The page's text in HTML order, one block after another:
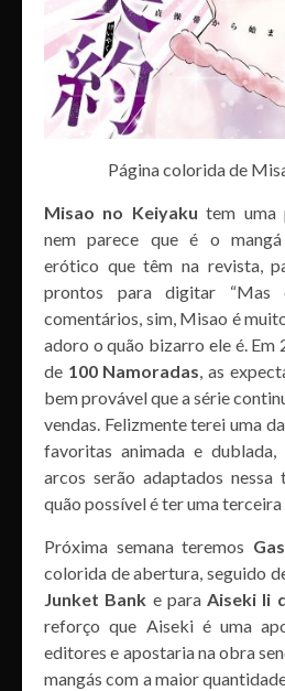
Página colorida de
Misao no Keiyaku tem uma
nem parece que é o mangá
erótico que têm na revista,
prontos para digitar “Mas
comentários, sim, Misao é
adoro o quão bizarro ele é. Em
de 100 Namoradas, as
bem provável que a série
vendas. Felizmente terei uma
favoritas animada e
arcos serão adaptados nessa
quão possível é ter uma
Próxima semana teremos
colorida de abertura, seguido
Junket Bank e para Aiseki Ii
reforço que Aiseki é uma
editores e apostaria na obra
mangás com a maior